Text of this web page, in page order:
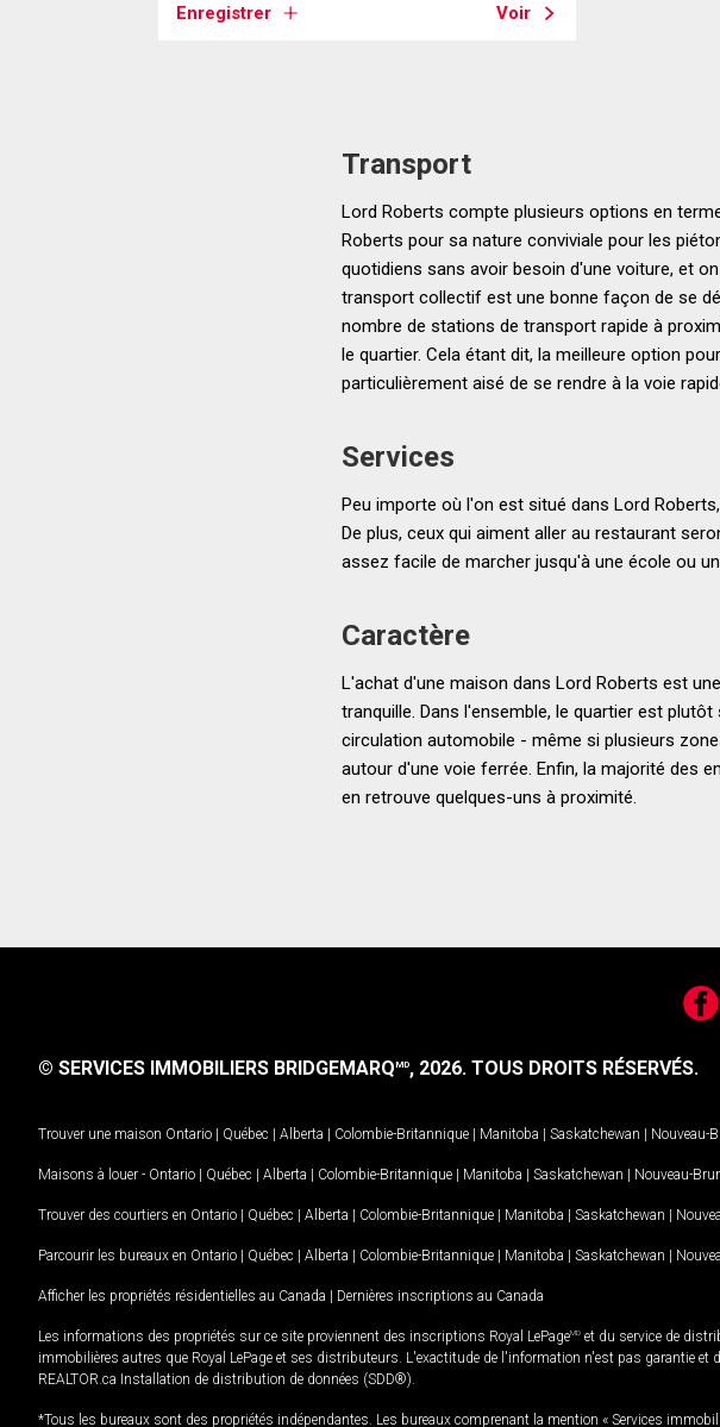
Enregistrer Voir
Transport
Lord Roberts compte plusieurs options en
Roberts pour sa nature conviviale pour les
quotidiens sans avoir besoin d'une voiture, et
transport collectif est une bonne façon de se
nombre de stations de transport rapide à
le quartier. Cela étant dit, la meilleure option
particulièrement aisé de se rendre à la voie
Services
Peu importe où l'on est situé dans Lord
De plus, ceux qui aiment aller au restaurant
assez facile de marcher jusqu'à une école ou
Caractère
L'achat d'une maison dans Lord Roberts est
tranquille. Dans l'ensemble, le quartier est
circulation automobile - même si plusieurs
autour d'une voie ferrée. Enfin, la majorité des
en retrouve quelques-uns à proximité.
© SERVICES IMMOBILIERS BRIDGEMARQMD, 2026. TOUS DROITS RÉSERVÉS.
Trouver une maison Ontario | Québec | Alberta | Colombie-Britannique | Manitoba | Saskatchewan | Nouveau-
Maisons à louer - Ontario | Québec | Alberta | Colombie-Britannique | Manitoba | Saskatchewan | Nouveau-
Trouver des courtiers en Ontario | Québec | Alberta | Colombie-Britannique | Manitoba | Saskatchewan |
Parcourir les bureaux en Ontario | Québec | Alberta | Colombie-Britannique | Manitoba | Saskatchewan |
Afficher les propriétés résidentielles au Canada | Dernières inscriptions au Canada
Les informations des propriétés sur ce site proviennent des inscriptions Royal LePageMD et du service de
immobilières autres que Royal LePage et ses distributeurs. L'exactitude de l'information n'est pas garantie
REALTOR.ca Installation de distribution de données (SDD®).
*Tous les bureaux sont des propriétés indépendantes. Les bureaux comprenant la mention « Services